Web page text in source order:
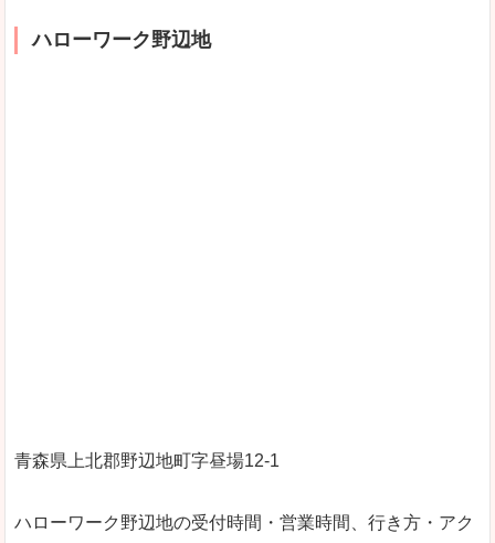
ハローワーク野辺地
青森県上北郡野辺地町字昼場12‐1
ハローワーク野辺地の受付時間・営業時間、行き方・アク